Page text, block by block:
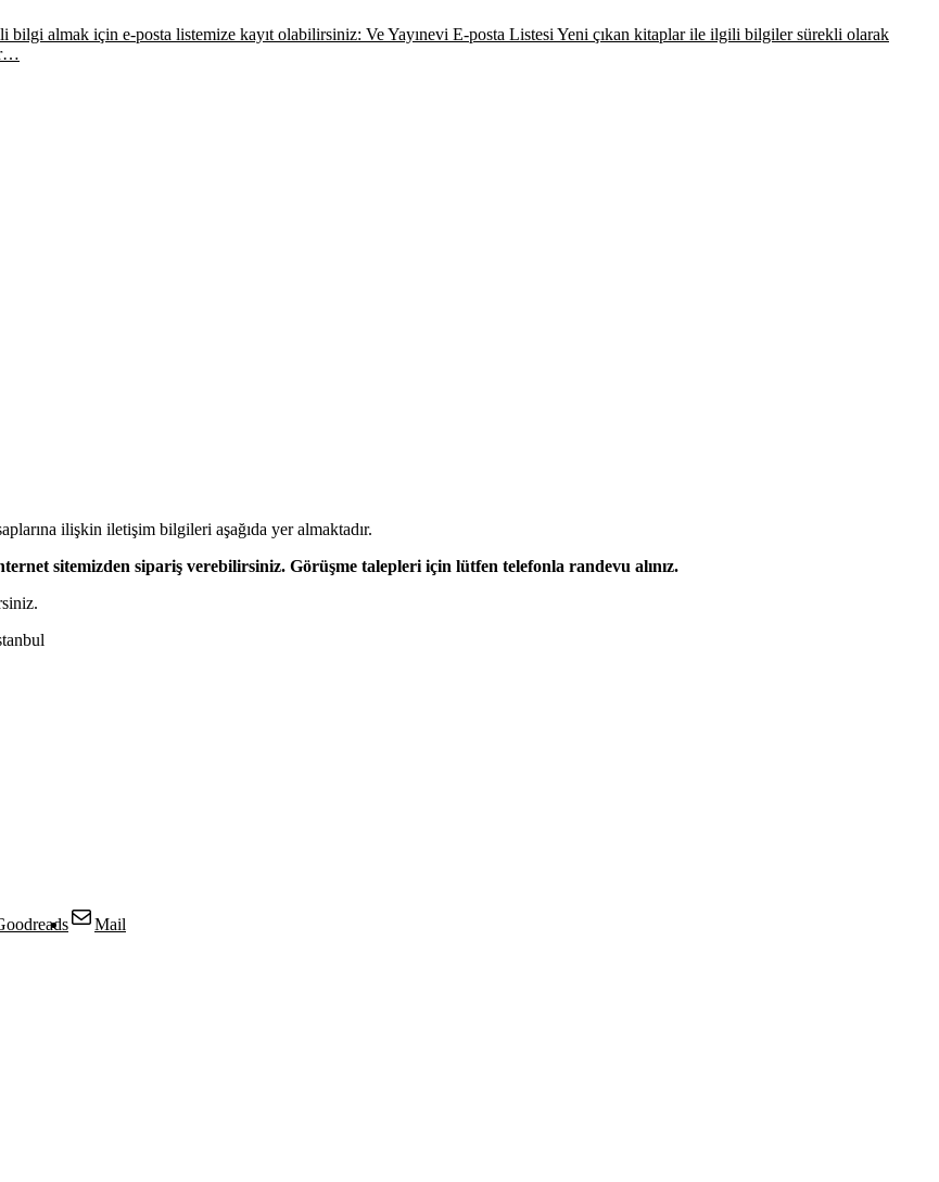
bilgi almak için e-posta listemize kayıt olabilirsiniz: Ve Yayınevi E-posta Listesi Yeni çıkan kitaplar ile ilgili bilgiler sürekli olarak
ilişkin iletişim bilgileri aşağıda yer almaktadır.
sitemizden sipariş verebilirsiniz. Görüşme talepleri için lütfen telefonla randevu alınız.
Mail